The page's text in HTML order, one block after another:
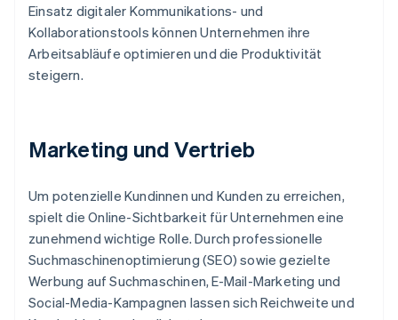
Einsatz digitaler Kommunikations- und
Kollaborationstools können Unternehmen ihre
Arbeitsabläufe optimieren und die Produktivität
steigern.
Marketing und Vertrieb
Um potenzielle Kundinnen und Kunden zu erreichen,
spielt die Online-Sichtbarkeit für Unternehmen eine
zunehmend wichtige Rolle. Durch professionelle
Suchmaschinenoptimierung (SEO) sowie gezielte
Werbung auf Suchmaschinen, E-Mail-Marketing und
Social-Media-Kampagnen lassen sich Reichweite und